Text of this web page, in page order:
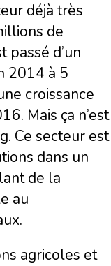
déjà très
de
passé d’un
2014 à 5
croissance
Mais ça n’est
Ce secteur est
dans un
de la
au
agricoles et